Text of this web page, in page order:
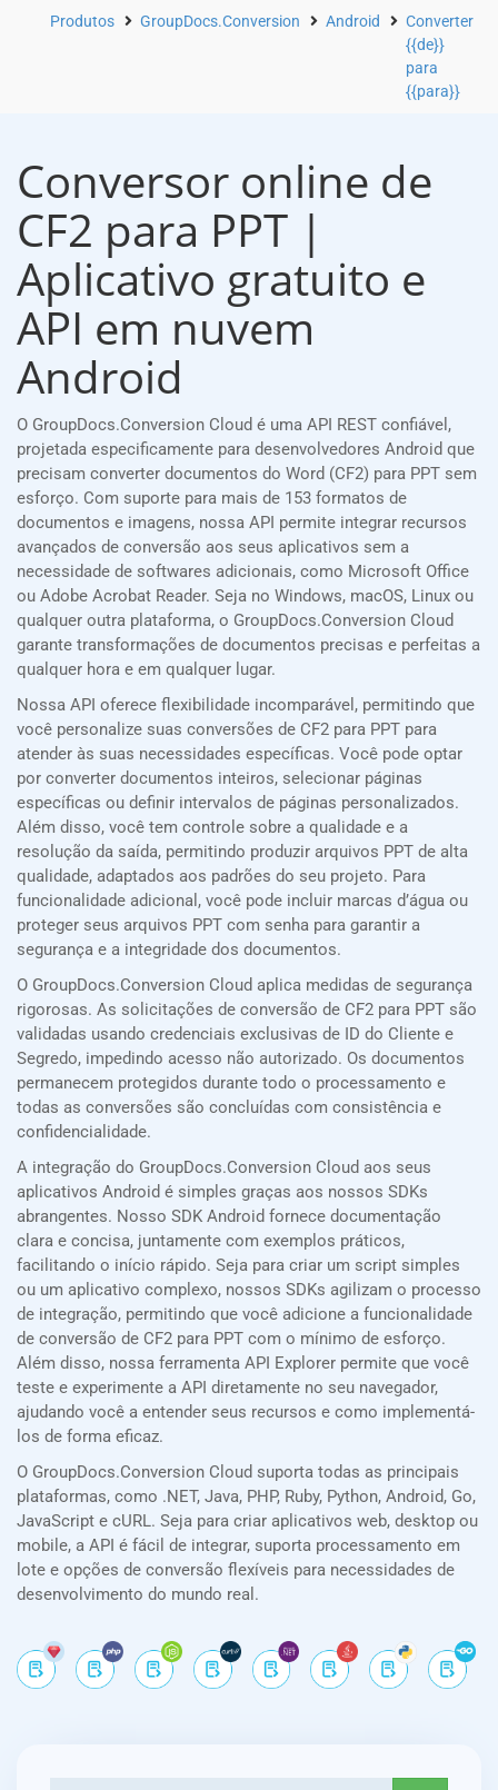
Produtos GroupDocs.Conversion Android
Converter
{{de}}
para
{{para}}
Conversor online de
CF2 para PPT |
Aplicativo gratuito e
API em nuvem
Android
O GroupDocs.Conversion Cloud é uma API REST confiável,
projetada especificamente para desenvolvedores Android que
precisam converter documentos do Word (CF2) para PPT sem
esforço. Com suporte para mais de 153 formatos de
documentos e imagens, nossa API permite integrar recursos
avançados de conversão aos seus aplicativos sem a
necessidade de softwares adicionais, como Microsoft Office
ou Adobe Acrobat Reader. Seja no Windows, macOS, Linux ou
qualquer outra plataforma, o GroupDocs.Conversion Cloud
garante transformações de documentos precisas e perfeitas a
qualquer hora e em qualquer lugar.
Nossa API oferece flexibilidade incomparável, permitindo que
você personalize suas conversões de CF2 para PPT para
atender às suas necessidades específicas. Você pode optar
por converter documentos inteiros, selecionar páginas
específicas ou definir intervalos de páginas personalizados.
Além disso, você tem controle sobre a qualidade e a
resolução da saída, permitindo produzir arquivos PPT de alta
qualidade, adaptados aos padrões do seu projeto. Para
funcionalidade adicional, você pode incluir marcas d’água ou
proteger seus arquivos PPT com senha para garantir a
segurança e a integridade dos documentos.
O GroupDocs.Conversion Cloud aplica medidas de segurança
rigorosas. As solicitações de conversão de CF2 para PPT são
validadas usando credenciais exclusivas de ID do Cliente e
Segredo, impedindo acesso não autorizado. Os documentos
permanecem protegidos durante todo o processamento e
todas as conversões são concluídas com consistência e
confidencialidade.
A integração do GroupDocs.Conversion Cloud aos seus
aplicativos Android é simples graças aos nossos SDKs
abrangentes. Nosso SDK Android fornece documentação
clara e concisa, juntamente com exemplos práticos,
facilitando o início rápido. Seja para criar um script simples
ou um aplicativo complexo, nossos SDKs agilizam o processo
de integração, permitindo que você adicione a funcionalidade
de conversão de CF2 para PPT com o mínimo de esforço.
Além disso, nossa ferramenta API Explorer permite que você
teste e experimente a API diretamente no seu navegador,
ajudando você a entender seus recursos e como implementá-
los de forma eficaz.
O GroupDocs.Conversion Cloud suporta todas as principais
plataformas, como .NET, Java, PHP, Ruby, Python, Android, Go,
JavaScript e cURL. Seja para criar aplicativos web, desktop ou
mobile, a API é fácil de integrar, suporta processamento em
lote e opções de conversão flexíveis para necessidades de
desenvolvimento do mundo real.